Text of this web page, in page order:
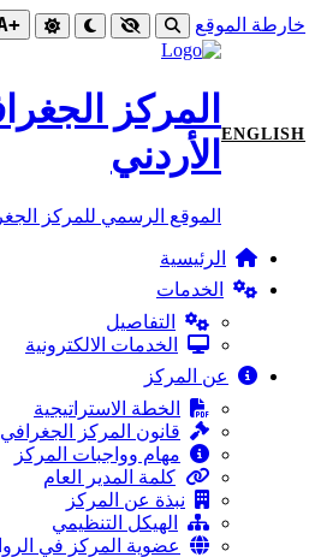
خارطة الموقع +A
ENGLISH
المركز
الأردني
الموقع الرسمي للمركز
الرئيسية
الخدمات
التفاصيل
الخدمات الالكترونية
عن المركز
الخطة الاستراتيجية
قانون المركز الجغرافي
مهام وواجبات المركز
كلمة المدير العام
نبذة عن المركز
الهيكل التنظيمي
عضوية المركز في